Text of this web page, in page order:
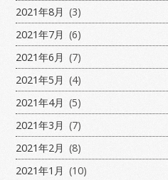
2021年8月 (3)
2021年7月 (6)
2021年6月 (7)
2021年5月 (4)
2021年4月 (5)
2021年3月 (7)
2021年2月 (8)
2021年1月 (10)